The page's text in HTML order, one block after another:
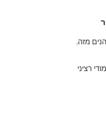
מזה.